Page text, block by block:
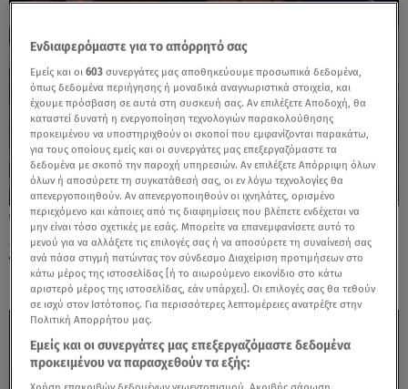
10.02.26, 14:58
MasterChef: «Είμαι πολύ νευριασμένη αυτή
τη στιγμή!»
Ενδιαφερόμαστε για το απόρρητό σας
Εμείς και οι603 συνεργάτες μας αποθηκεύουμε προσωπικά δεδομένα,
όπως δεδομένα περιήγησης ή μοναδικά αναγνωριστικά στοιχεία, και
έχουμε πρόσβαση σε αυτά στη συσκευή σας. Αν επιλέξετε Αποδοχή, θα
καταστεί δυνατή η ενεργοποίηση τεχνολογιών παρακολούθησης
προκειμένου να υποστηριχθούν οι σκοποί που εμφανίζονται παρακάτω,
για τους οποίους εμείς και οι συνεργάτες μας επεξεργαζόμαστε τα
δεδομένα με σκοπό την παροχή υπηρεσιών. Αν επιλέξετε Απόρριψη όλων
όλων ή αποσύρετε τη συγκατάθεσή σας, οι εν λόγω τεχνολογίες θα
απενεργοποιηθούν. Αν απενεργοποιηθούν οι ιχνηλάτες, ορισμένο
περιεχόμενο και κάποιες από τις διαφημίσεις που βλέπετε ενδέχεται να
μην είναι τόσο σχετικές με εσάς. Μπορείτε να επανεμφανίσετε αυτό το
μενού για να αλλάξετε τις επιλογές σας ή να αποσύρετε τη συναίνεσή σας
ανά πάσα στιγμή πατώντας τον σύνδεσμο Διαχείριση προτιμήσεων στο
κάτω μέρος της ιστοσελίδας [ή το αιωρούμενο εικονίδιο στο κάτω
αριστερό μέρος της ιστοσελίδας, εάν υπάρχει]. Οι επιλογές σας θα τεθούν
σε ισχύ στον Ιστότοπος. Για περισσότερες λεπτομέρειες ανατρέξτε στην
Πολιτική Απορρήτου μας.
Εμείς και οι συνεργάτες μας επεξεργαζόμαστε δεδομένα
προκειμένου να παρασχεθούν τα εξής: